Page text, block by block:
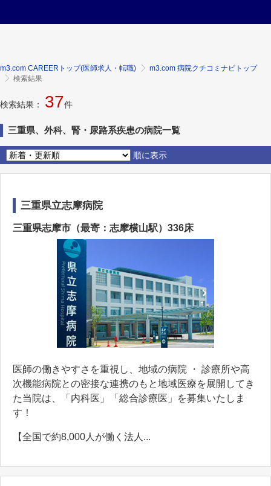
m3.com CAREERトップ(医師求人・転職)
m3.com 病院クチコミナビトップ
検索結果
検索結果： 37件
三重県、外科、腎・尿路系疾患の病院一覧
順に表示
三重県立志摩病院
三重県志摩市（最寄：志摩横山駅）336床
医師の働きやすさを重視し、地域の病院 ・ 診療所や高
次機能病院との密接な連携のもと地域医療を展開してき
た当院は、「内科医」「総合診療医」を募集いたしま
す！
【全国で約8,000人が働く法人...